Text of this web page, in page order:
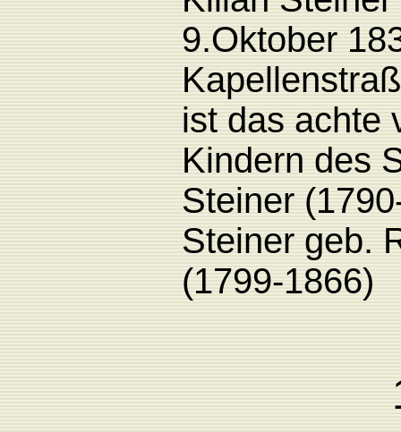
9.Oktober
ist das achte
Kindern des
Steiner
Steiner geb.
(1799-1866)